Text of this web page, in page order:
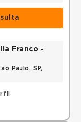
Franco -
Paulo, SP,